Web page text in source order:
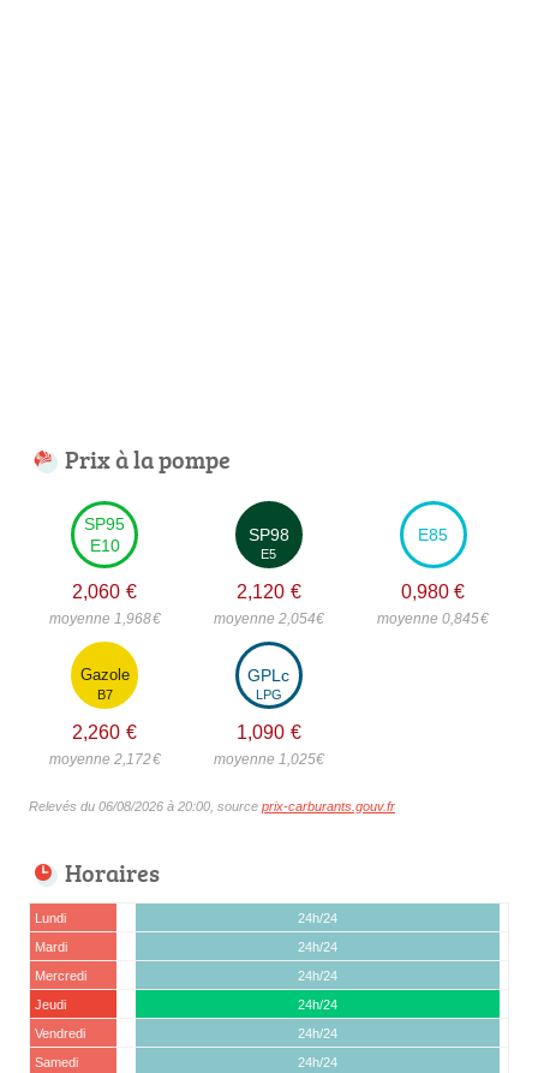
Prix à la pompe
SP95
E10
2,060 €
moyenne 1,968€
SP98
E5
2,120 €
moyenne 2,054€
E85
0,980 €
moyenne 0,845€
Gazole
B7
2,260 €
moyenne 2,172€
GPLc
LPG
1,090 €
moyenne 1,025€
Relevés du 06/08/2026 à 20:00, source prix-carburants.gouv.fr
Horaires
Lundi
24h/24
Mardi
24h/24
Mercredi
24h/24
Jeudi
24h/24
Vendredi
24h/24
Samedi
24h/24